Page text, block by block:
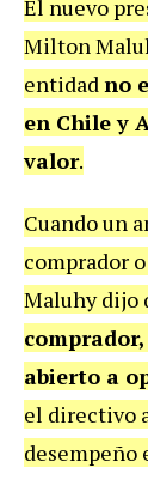
El nuevo
Milton
entidadno
en Chile y
valor.
Cuando un
comprador
Maluhy dijo
abierto a
el directivo
desempeño